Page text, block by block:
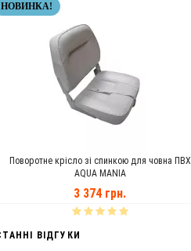
НОВИНКА!
Поворотне крісло зі спинкою для човна ПВХ
AQUA MANIA
3 374 грн.
ВІДГУКИ